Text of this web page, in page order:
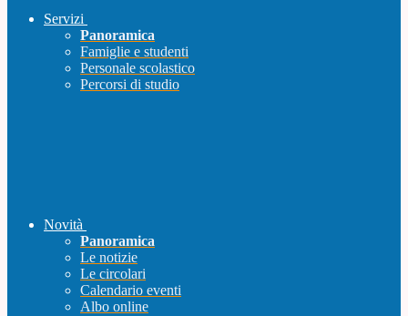
Servizi
Panoramica
Famiglie e studenti
Personale scolastico
Percorsi di studio
Novità
Panoramica
Le notizie
Le circolari
Calendario eventi
Albo online